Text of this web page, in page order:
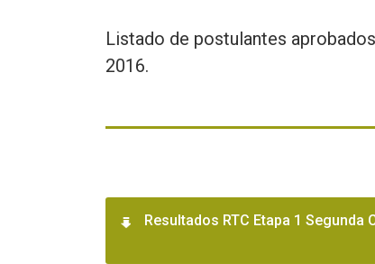
Listado de postulantes
2016.
Resultados RTC Etapa 1 Segunda